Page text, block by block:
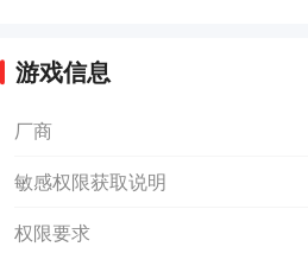
游戏信息
厂商
敏感权限获取说明
权限要求